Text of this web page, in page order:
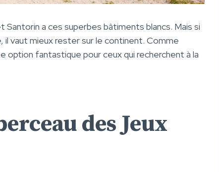
Santorin a ces superbes bâtiments blancs. Mais si
il vaut mieux rester sur le continent. Comme
option fantastique pour ceux qui recherchent à la
des Jeux